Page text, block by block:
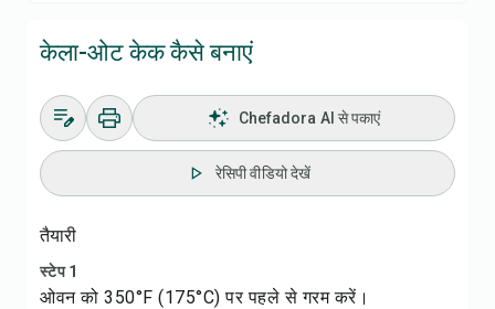
केला-ओट केक कैसे बनाएं
Chefadora AI से पकाएं
रेसिपी वीडियो देखें
तैयारी
स्टेप 1
ओवन को 350°F (175°C) पर पहले से गरम करें।